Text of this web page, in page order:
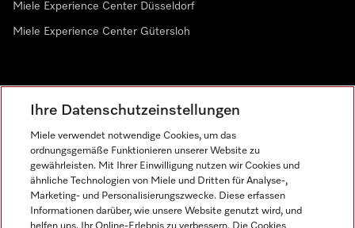
Miele Experience Center Düsseldorf
Miele Experience Center Gütersloh
Ihre Datenschutzeinstellungen
Miele verwendet notwendige Cookies, um das
ordnungsgemäße Funktionieren unserer Website zu
gewährleisten. Mit Ihrer Einwilligung nutzen wir Cookies und
ähnliche Technologien von Miele und Dritten für Analyse-,
Marketing- und Personalisierungszwecke. Diese erfassen
Informationen darüber, wie unsere Website genutzt wird, und